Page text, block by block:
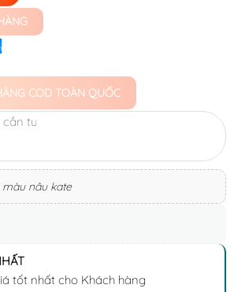
COD TOÀN QUỐC
màu nâu kate
tốt nhất cho Khách hàng